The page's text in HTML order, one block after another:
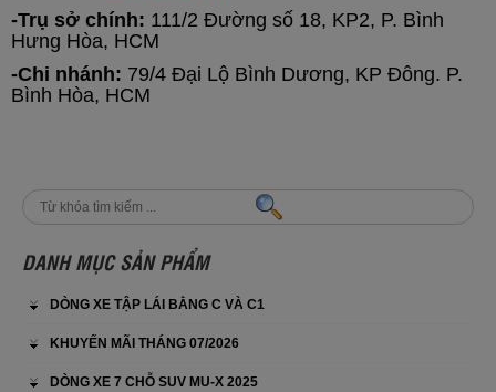
-Trụ sở chính: 111/2 Đường số 18, KP2, P. Bình
Hưng Hòa, HCM
-Chi nhánh: 79/4 Đại Lộ Bình Dương, KP Đông. P.
Bình Hòa, HCM
DANH MỤC SẢN PHẨM
DÒNG XE TẬP LÁI BẰNG C VÀ C1
KHUYẾN MÃI THÁNG 07/2026
DÒNG XE 7 CHỖ SUV MU-X 2025